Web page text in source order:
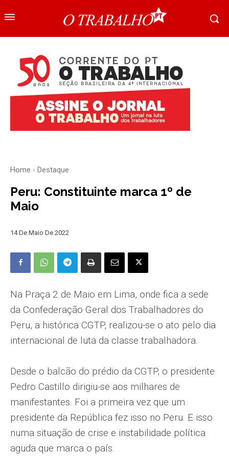
Home Destaque
Peru: Constituinte marca 1º de
Maio
14 De Maio De 2022
Na Praça 2 de Maio em Lima, onde fica a sede
da Confederação Geral dos Trabalhadores do
Peru, a histórica CGTP, realizou-se o ato pelo dia
internacional de luta da classe trabalhadora.
Desde o balcão do prédio da CGTP, o presidente
Pedro Castillo dirigiu-se aos milhares de
manifestantes. Foi a primeira vez que um
presidente da República fez isso no Peru. E isso
numa situação de crise e instabilidade política
aguda que marca o país.